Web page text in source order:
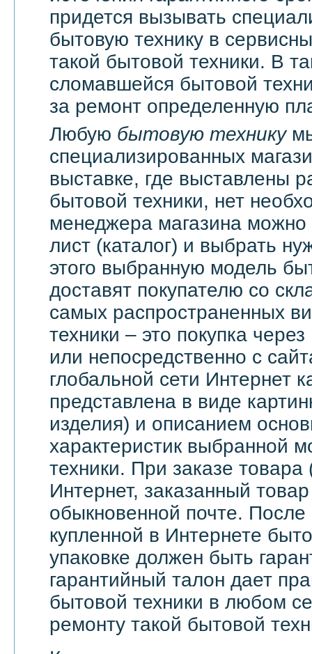
придется вызывать
бытовую технику в
такой бытовой техники. В
сломавшейся бытовой
за ремонт определенную
Любую бытовую технику
специализированных
выставке, где выставлены
бытовой техники, нет
менеджера магазина можно
лист (каталог) и выбрать
этого выбранную модель
доставят покупателю со
самых распространенных
техники – это покупка
или непосредственно с
глобальной сети Интернет
представлена в виде
изделия) и описанием
характеристик выбранной
техники. При заказе товара
Интернет, заказанный
обыкновенной почте. После
купленной в Интернете
упаковке должен быть
гарантийный талон дает
бытовой техники в любом
ремонту такой бытовой